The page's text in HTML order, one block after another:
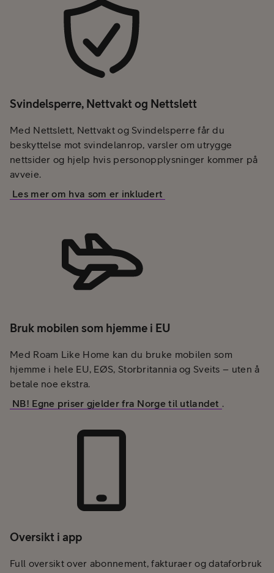
Svindelsperre, Nettvakt og Nettslett
Med Nettslett, Nettvakt og Svindelsperre får du
beskyttelse mot svindelanrop, varsler om utrygge
nettsider og hjelp hvis personopplysninger kommer på
avveie.
Les mer om hva som er inkludert
Bruk mobilen som hjemme i EU
Med Roam Like Home kan du bruke mobilen som
hjemme i hele EU, EØS, Storbritannia og Sveits – uten å
betale noe ekstra.
NB! Egne priser gjelder fra Norge til utlandet .
Oversikt i app
Full oversikt over abonnement, fakturaer og dataforbruk